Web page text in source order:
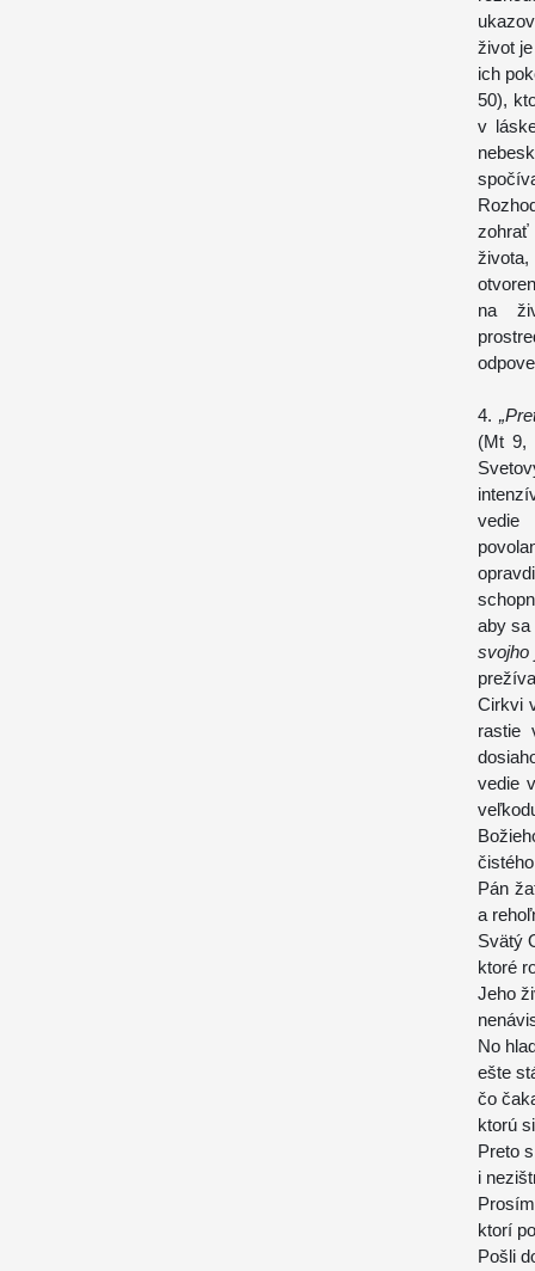
život
ich
50),
v
života,
na
4.
(Mt 9,
vedie
aby sa
svojho
Cirkvi
rastie
vedie
Pán
a
Svätý
ktoré
Jeho
No
ešte
čo
ktorú
Preto
i
ktorí
Pošli